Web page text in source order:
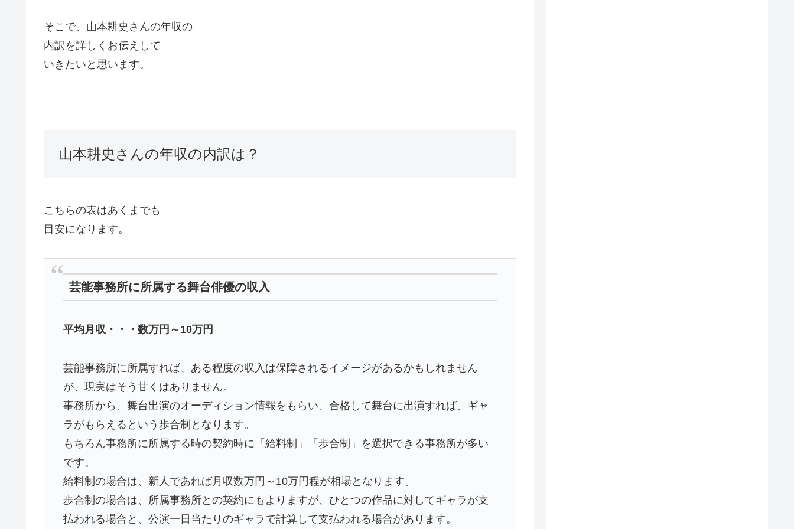
そこで、山本耕史さんの年収の
内訳を詳しくお伝えして
いきたいと思います。
山本耕史さんの年収の内訳は？
こちらの表はあくまでも
目安になります。
芸能事務所に所属する舞台俳優の収入
平均月収・・・数万円～10万円
芸能事務所に所属すれば、ある程度の収入は保障されるイメージがあるかもしれません
が、現実はそう甘くはありません。
事務所から、舞台出演のオーディション情報をもらい、合格して舞台に出演すれば、ギャ
ラがもらえるという歩合制となります。
もちろん事務所に所属する時の契約時に「給料制」「歩合制」を選択できる事務所が多い
です。
給料制の場合は、新人であれば月収数万円～10万円程が相場となります。
歩合制の場合は、所属事務所との契約にもよりますが、ひとつの作品に対してギャラが支
払われる場合と、公演一日当たりのギャラで計算して支払われる場合があります。